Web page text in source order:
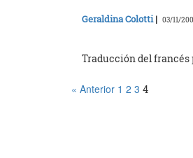
Geraldina Colotti| 03/11/
Traducción del francés
« Anterior 1 2 3 4